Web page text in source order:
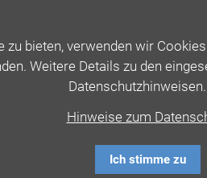
bieten, verwenden wir
Weitere Details zu den
Datenschutzhinweisen.
Hinweise zum
Ich stimme zu